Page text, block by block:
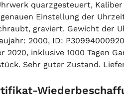
quarzgesteuert,
Einstellung der
graviert. Gewicht der
2000, ID:
2020, inklusive 1000 Tagen
Sehr guter Zustand.